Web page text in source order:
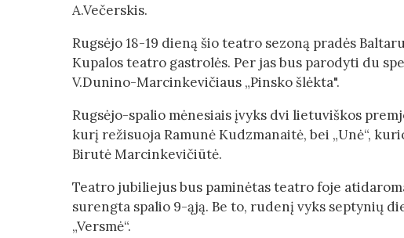
A.Večerskis.
Rugsėjo 18-19 dieną šio teatro sezoną pradės
Kupalos teatro gastrolės. Per jas bus parodyti du
V.Dunino-Marcinkevičiaus „Pinsko šlėkta".
Rugsėjo-spalio mėnesiais įvyks dvi lietuviškos
kurį režisuoja Ramunė Kudzmanaitė, bei „Unė“,
Birutė Marcinkevičiūtė.
Teatro jubiliejus bus paminėtas teatro foje
surengta spalio 9-ąją. Be to, rudenį vyks septynių
„Versmė“.